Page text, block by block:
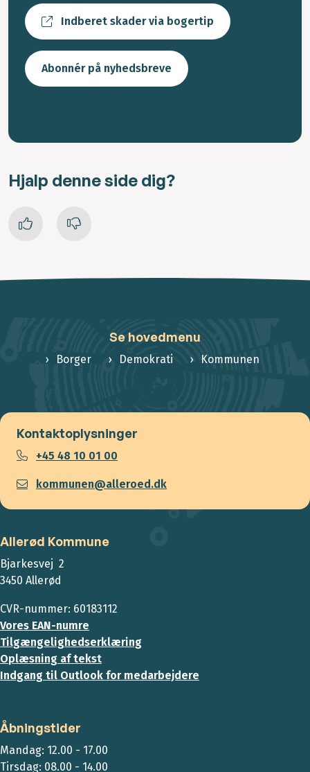
Indberet skader via bogertip
Abonnér på nyhedsbreve
Hjalp denne side dig?
Se hovedmenu
Borger Demokrati Kommunen
Kontaktoplysninger
+45 48 10 01 00
kommunen@alleroed.dk
Allerød Kommune
Bjarkesvej 2
3450 Allerød
CVR-nummer: 60183112
Vores EAN-numre
Tilgængelighedserklæring
Oplæsning af tekst
Indgang til Outlook for medarbejdere
Åbningstider
Mandag: 12.00 - 17.00
Tirsdag: 08.00 - 14.00